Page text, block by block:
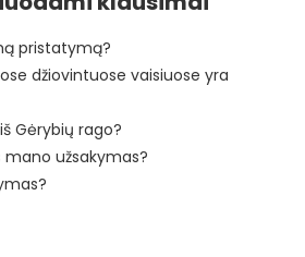
pristatymą?
džiovintuose vaisiuose yra
Gėrybių rago?
užsakymas?